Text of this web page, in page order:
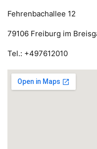
Fehrenbachallee 12
79106 Freiburg im
Tel.: +497612010